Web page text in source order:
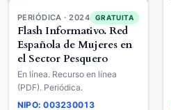
PERIÓDICA · 2024 GRATUITA
Flash Informativo. Red
Española de Mujeres en
el Sector Pesquero
En línea. Recurso en línea
(PDF). Periódica.
NIPO: 003230013